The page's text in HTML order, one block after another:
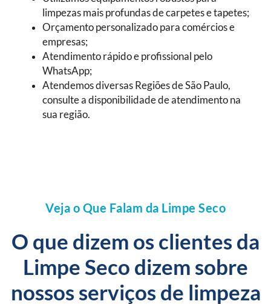
limpezas mais profundas de carpetes e tapetes;
Orçamento personalizado para comércios e
empresas;
Atendimento rápido e profissional pelo
WhatsApp;
Atendemos diversas Regiões de São Paulo,
consulte a disponibilidade de atendimento na
sua região.
Veja o Que Falam da Limpe Seco
O que dizem os clientes da
Limpe Seco dizem sobre
nossos serviços de limpeza